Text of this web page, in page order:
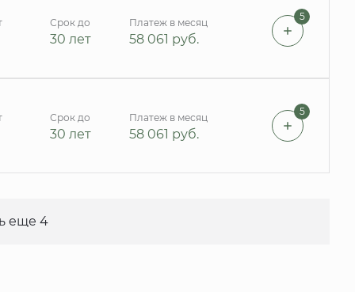
Срок до
30 лет
Платеж в месяц
58 061 руб.
5
Срок до
30 лет
Платеж в месяц
58 061 руб.
5
еще 4